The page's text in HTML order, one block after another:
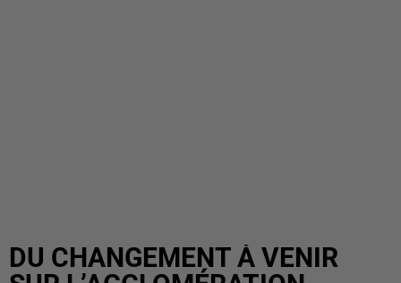
DU CHANGEMENT À VENIR